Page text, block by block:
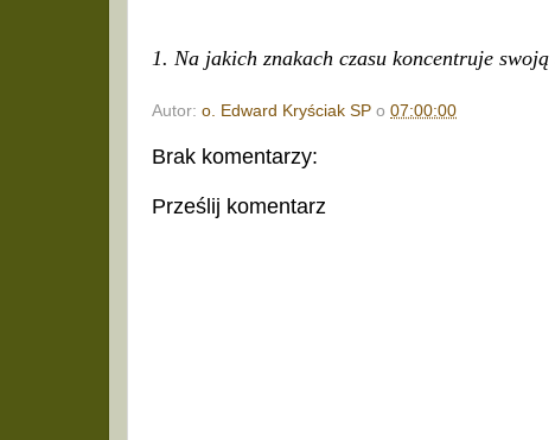
1. Na jakich znakach czasu koncentruje
Autor: o. Edward Kryściak SP o 07:00:00
Brak komentarzy:
Prześlij komentarz